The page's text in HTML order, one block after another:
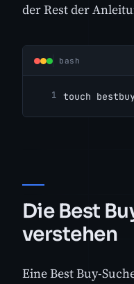
der Rest der
bash
touch
Die Best
verstehen
Eine Best Buy-